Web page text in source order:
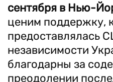
сентября в Нью-
ценим поддержку,
предоставлялась
независимости
благодарны за
преодолении